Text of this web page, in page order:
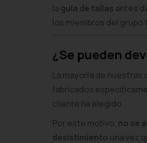
la guía de tallas antes
los miembros del
¿Se pueden
La mayoría de nuestras
fabricados
cliente ha elegido.
Por este motivo, no se
desistimiento una vez